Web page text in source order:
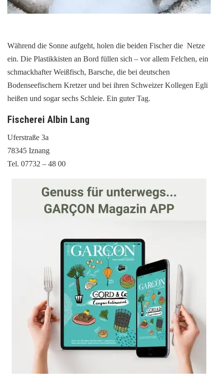
Während die Sonne aufgeht, holen die beiden Fischer die Netze
ein. Die Plastikkisten an Bord füllen sich – vor allem Felchen, ein
schmackhafter Weißfisch, Barsche, die bei deutschen
Bodenseefischern Kretzer und bei ihren Schweizer Kollegen Egli
heißen und sogar sechs Schleie. Ein guter Tag.
Fischerei Albin Lang
Uferstraße 3a
78345 Iznang
Tel. 07732 – 48 00